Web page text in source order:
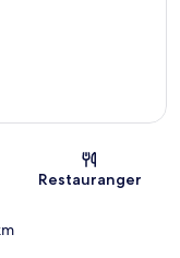
Restauranger